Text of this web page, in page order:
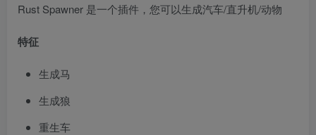
Rust Spawner 是一个插件，您可以生成汽车/直升机/动物
特征
生成马
生成狼
重生车